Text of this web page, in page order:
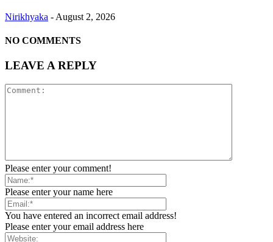
Nirikhyaka - August 2, 2026
NO COMMENTS
LEAVE A REPLY
Please enter your comment!
Please enter your name here
You have entered an incorrect email address!
Please enter your email address here